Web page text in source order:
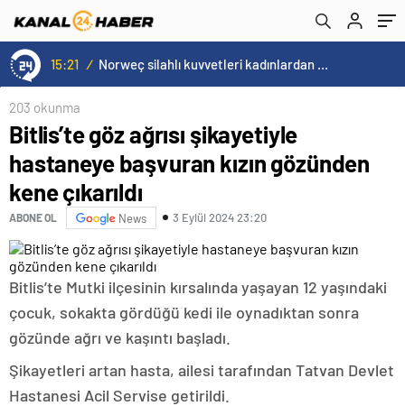
15:21 / Norweç silahlı kuvvetleri kadınlardan oluşan özel kuvvetler eğitimlerini başlattı.
203 okunma
Bitlis’te göz ağrısı şikayetiyle
hastaneye başvuran kızın gözünden
kene çıkarıldı
ABONE OL News 3 Eylül 2024 23:20
Bitlis’te Mutki ilçesinin kırsalında yaşayan 12 yaşındaki
çocuk, sokakta gördüğü kedi ile oynadıktan sonra
gözünde ağrı ve kaşıntı başladı.
Şikayetleri artan hasta, ailesi tarafından Tatvan Devlet
Hastanesi Acil Servise getirildi.